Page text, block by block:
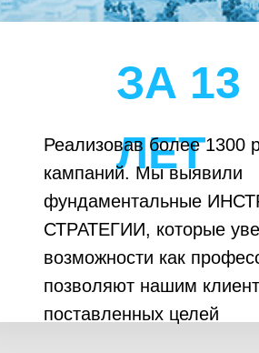
ЗА 13
ЛЕТ
Реализовав более 1300
кампаний. Мы выявили
фундаментальные
СТРАТЕГИИ, которые
возможности как
позволяют нашим
поставленных целей